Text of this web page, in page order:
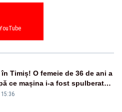
Timiș! O femeie de 36 de ani a
ce mașina i-a fost spulberată